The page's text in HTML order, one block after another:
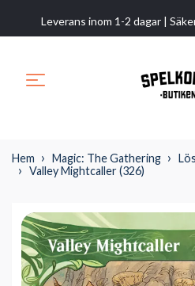
Leverans inom 1-2 dagar |
Hem Magic: The Gathering
Valley Mightcaller (326)